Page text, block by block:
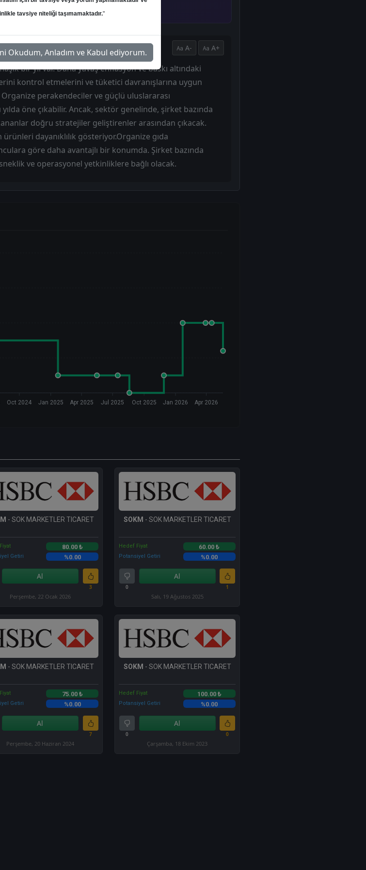
Potansiyel: %0.00
A- A+
bir yıl var. Daha yavaş enflasyon ve baskı altındaki
kontrol etmelerini ve tüketici davranışlarına uygun
perakendeciler ve güçlü uluslararası
öne çıkabilir. Ancak, sektör genelinde, şirket bazında
doğru stratejiler geliştirenler arasından çıkacak.
dayanıklılık gösteriyor.Organize gıda
göre daha avantajlı bir konumda. Şirket bazında
ve operasyonel yetkinliklere bağlı olacak.
Oct 2024 Jan 2025 Apr 2025 Jul 2025 Oct 2025 Jan 2026 Apr 2026
- SOK MARKETLER TICARET
80.00 ₺
Getiri %0.00
Al
3
Perşembe, 22 Ocak 2026
SOKM - SOK MARKETLER TICARET
Hedef Fiyat 60.00 ₺
Potansiyel Getiri %0.00
0
Al
1
Salı, 19 Ağustos 2025
- SOK MARKETLER TICARET
75.00 ₺
Getiri %0.00
Al
7
Perşembe, 20 Haziran 2024
SOKM - SOK MARKETLER TICARET
Hedef Fiyat 100.00 ₺
Potansiyel Getiri %0.00
0
Al
0
Çarşamba, 18 Ekim 2023
tavsiye niteliği taşımamaktadır."
Beyan edilen metni Okudum, Anladım ve Kabul ediyorum.